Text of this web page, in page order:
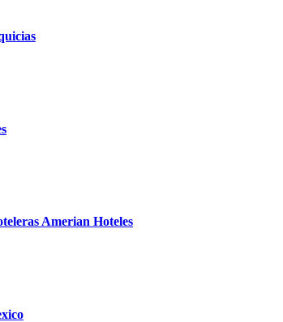
Amerian Hoteles